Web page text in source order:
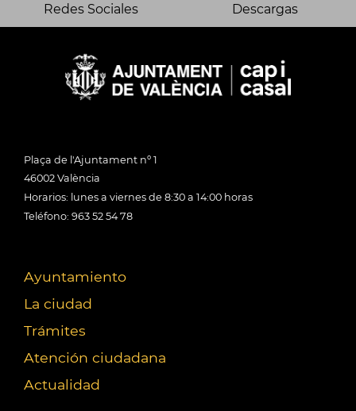
Redes Sociales Descargas
Plaça de l'Ajuntament nº 1
46002 València
Horarios: lunes a viernes de 8:30 a 14:00 horas
Teléfono: 963 52 54 78
Ayuntamiento
La ciudad
Trámites
Atención ciudadana
Actualidad